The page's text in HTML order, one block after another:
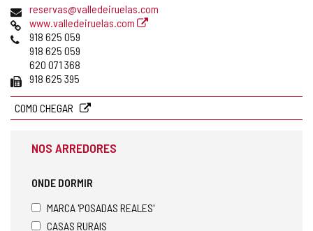
Endereço
de
email
reservas@valledeiruelas.com
Pagina
web
www.valledeiruelas.com
Telefones
918 625 059
918 625 059
620 071 368
Fax 918 625 395
COMO CHEGAR
NOS ARREDORES
ONDE DORMIR
MARCA 'POSADAS REALES'
CASAS RURAIS